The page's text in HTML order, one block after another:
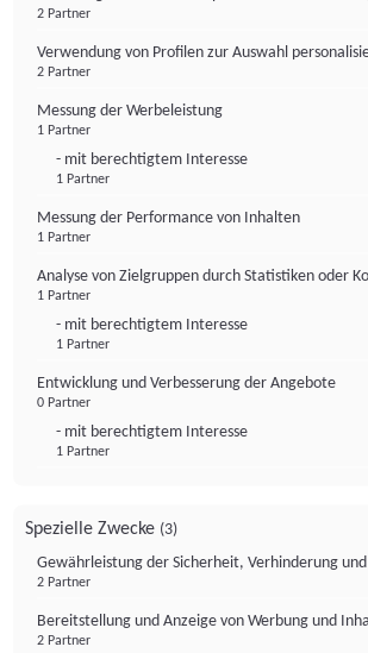
2 Partner
Verwendung von Profilen zur Auswahl
2 Partner
Messung der Werbeleistung
1 Partner
- mit berechtigtem Interesse
1 Partner
Messung der Performance von Inhalten
1 Partner
Analyse von Zielgruppen durch Statistiken oder
1 Partner
- mit berechtigtem Interesse
1 Partner
Entwicklung und Verbesserung der Angebote
0 Partner
- mit berechtigtem Interesse
1 Partner
Spezielle Zwecke (3)
Gewährleistung der Sicherheit, Verhinderung
2 Partner
Bereitstellung und Anzeige von Werbung und
2 Partner